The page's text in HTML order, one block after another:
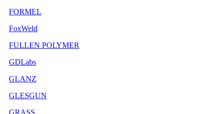
FORMEL
FoxWeld
FULLEN POLYMER
GDLabs
GLANZ
GLESGUN